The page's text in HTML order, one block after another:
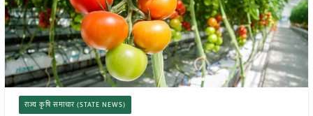
राज्य कृषि समाचार (STATE NEWS)